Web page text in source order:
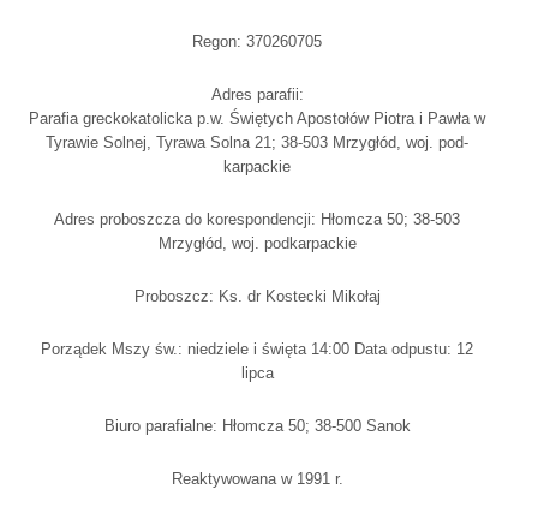
Regon: 370260705
Adres parafii:
Parafia greckokatolicka p.w. Świętych Apostołów Piotra i Pawła w
Tyrawie Solnej, Tyrawa Solna 21; 38-503 Mrzygłód, woj. pod-
karpackie
Adres proboszcza do korespondencji: Hłomcza 50; 38-503
Mrzygłód, woj. podkarpackie
Proboszcz: Ks. dr Kostecki Mikołaj
Porządek Mszy św.: niedziele i święta 14:00 Data odpustu: 12
lipca
Biuro parafialne: Hłomcza 50; 38-500 Sanok
Reaktywowana w 1991 r.